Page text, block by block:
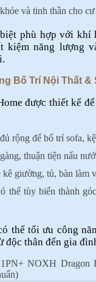
và tinh thần cho cư
phù hợp với khí
kiệm năng lượng
Bố Trí Nội Thất &
được thiết kế
rộng để bố trí sofa,
thuận tiện nấu
kê giường, tủ, bàn làm
thể tùy biến thành
thể tối ưu công
độc thân đến gia